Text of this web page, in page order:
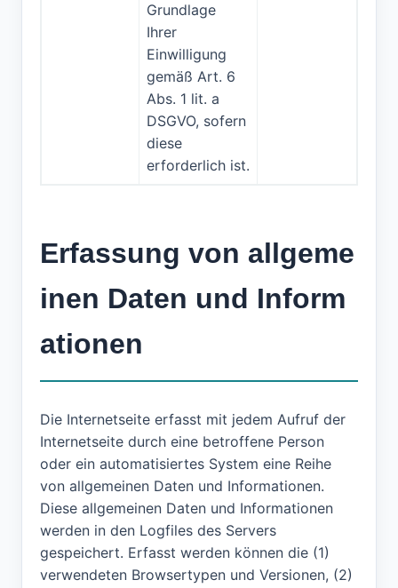
Grundlage
Ihrer
Einwilligung
gemäß Art. 6
Abs. 1 lit. a
DSGVO, sofern
diese
erforderlich ist.
Erfassung von allgeme
inen Daten und Inform
ationen
Die Internetseite erfasst mit jedem Aufruf der
Internetseite durch eine betroffene Person
oder ein automatisiertes System eine Reihe
von allgemeinen Daten und Informationen.
Diese allgemeinen Daten und Informationen
werden in den Logfiles des Servers
gespeichert. Erfasst werden können die (1)
verwendeten Browsertypen und Versionen, (2)